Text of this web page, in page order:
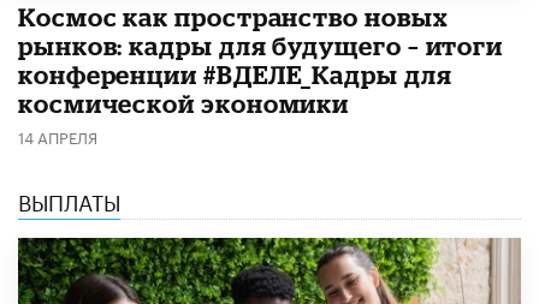
Космос как пространство новых
рынков: кадры для будущего – итоги
конференции #ВДЕЛЕ_Кадры для
космической экономики
14 АПРЕЛЯ
ВЫПЛАТЫ